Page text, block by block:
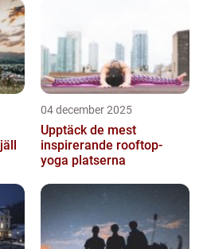
04 december 2025
Upptäck de mest
inspirerande rooftop-
yoga platserna